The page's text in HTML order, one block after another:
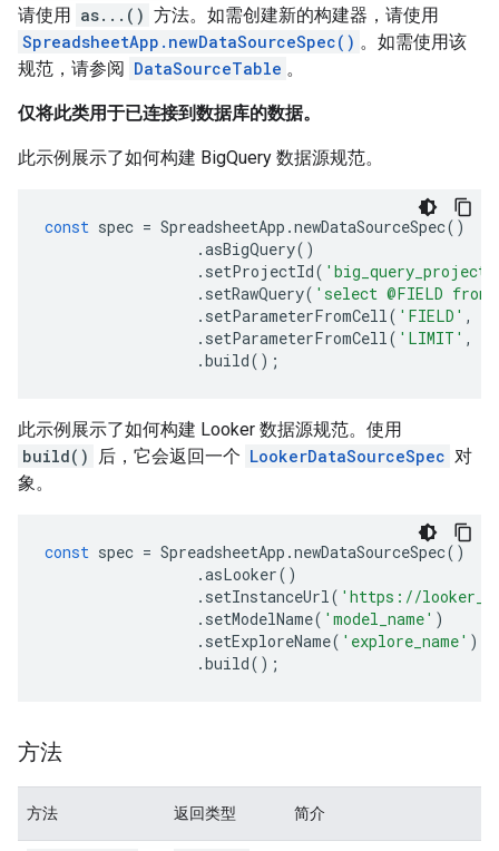
请使用 as...() 方法。如需创建新的构建器，请使用
SpreadsheetApp.newDataSourceSpec() 。如需使用该
规范，请参阅 DataSourceTable 。
仅将此类用于已连接到数据库的数据。
此示例展示了如何构建 BigQuery 数据源规范。
const spec = SpreadsheetApp .newDataSourceSpec()
.asBigQuery()
. setProjectId( 'big_query_project'
. setRawQuery( 'select @FIELD
. setParameterFromCell( 'FIELD' ,
. setParameterFromCell( 'LIMIT' ,
.build();
此示例展示了如何构建 Looker 数据源规范。使用
build()
后，它会返回一个 LookerDataSourceSpec 对
象。
const spec = SpreadsheetApp .newDataSourceSpec()
.asLooker()
. setInstanceUrl( 'https://
. setModelName( 'model_name' )
. setExploreName( 'explore_name' )
.build();
方法
方法 返回类型 简介